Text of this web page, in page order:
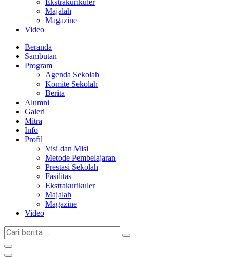
Ekstrakurikuler
Majalah
Magazine
Video
Beranda
Sambutan
Program
Agenda Sekolah
Komite Sekolah
Berita
Alumni
Galeri
Mitra
Info
Profil
Visi dan Misi
Metode Pembelajaran
Prestasi Sekolah
Fasilitas
Ekstrakurikuler
Majalah
Magazine
Video
Cari
berita
...